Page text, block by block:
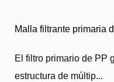
Malla filtrante primaria
El filtro primario de PP
estructura de múltip...